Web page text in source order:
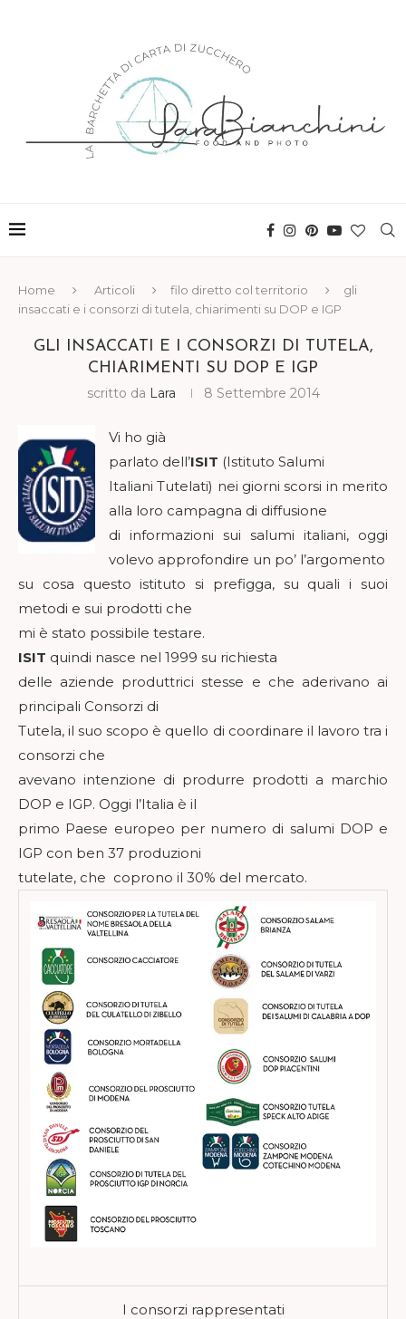
Home Articoli filo diretto col territorio
gli
insaccati e i consorzi di tutela, chiarimenti su DOP e IGP
GLI INSACCATI E I CONSORZI DI TUTELA,
CHIARIMENTI SU DOP E IGP
scritto da Lara 8 Settembre 2014
Vi ho già
parlato dell’ISIT (Istituto Salumi
Italiani Tutelati) nei giorni scorsi in merito
alla loro campagna di diffusione
di informazioni sui salumi italiani, oggi
volevo approfondire un po’ l’argomento
su cosa questo istituto si prefigga, su quali i suoi
metodi e sui prodotti che
mi è stato possibile testare.
ISIT quindi nasce nel 1999 su richiesta
delle aziende produttrici stesse e che aderivano ai
principali Consorzi di
Tutela, il suo scopo è quello di coordinare il lavoro tra i
consorzi che
avevano intenzione di produrre prodotti a marchio
DOP e IGP. Oggi l’Italia è il
primo Paese europeo per numero di salumi DOP e
IGP con ben 37 produzioni
tutelate, che coprono il 30% del mercato.
I consorzi rappresentati